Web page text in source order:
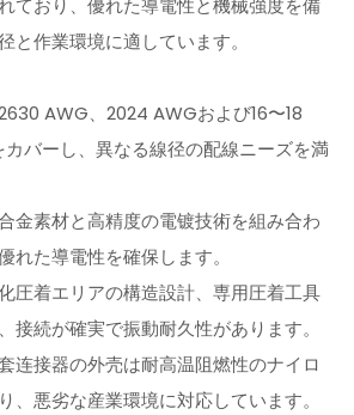
ており、優れた導電性と機械強度を備
と作業環境に適しています。
AWG、2024 AWGおよび16〜18
バーし、異なる線径の配線ニーズを満
金素材と高精度の電镀技術を組み合わ
れた導電性を確保します。
圧着エリアの構造設計、専用圧着工具
接続が確実で振動耐久性があります。
连接器の外壳は耐高温阻燃性のナイロ
、悪劣な産業環境に対応しています。